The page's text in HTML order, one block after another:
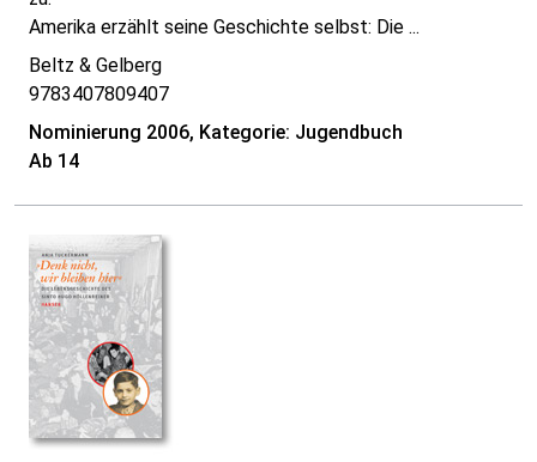
Amerika erzählt seine Geschichte selbst: Die ...
Beltz & Gelberg
9783407809407
Nominierung 2006, Kategorie: Jugendbuch
Ab 14